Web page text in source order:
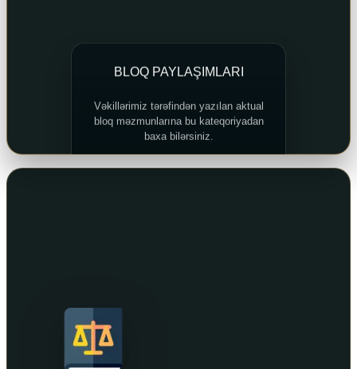
BLOQ PAYLAŞIMLARI
Vəkillərimiz tərəfindən yazılan aktual
bloq məzmunlarına bu kateqoriyadan
baxa bilərsiniz.